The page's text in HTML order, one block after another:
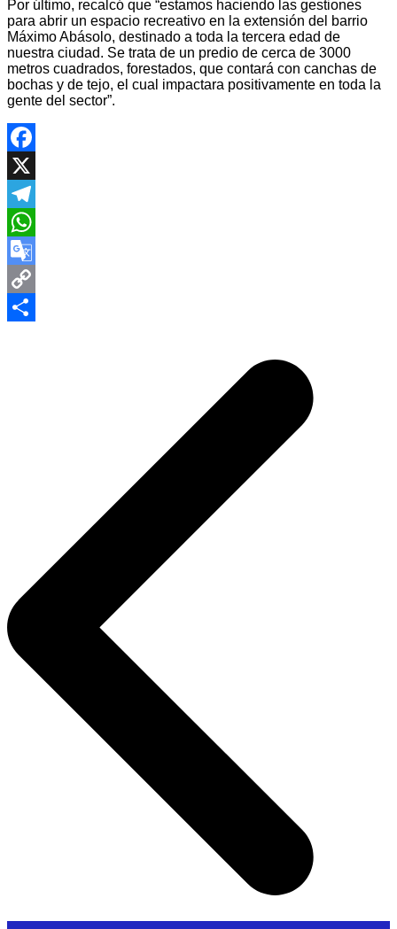
Por último, recalcó que “estamos haciendo las gestiones
para abrir un espacio recreativo en la extensión del barrio
Máximo Abásolo, destinado a toda la tercera edad de
nuestra ciudad. Se trata de un predio de cerca de 3000
metros cuadrados, forestados, que contará con canchas de
bochas y de tejo, el cual impactara positivamente en toda la
gente del sector”.
Facebook
X
Telegram
WhatsApp
Google
Translate
Copy